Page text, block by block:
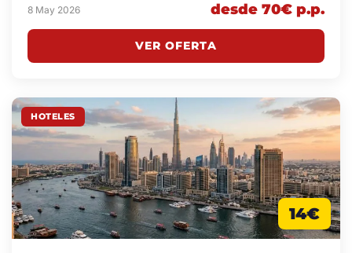
8 May 2026 desde 70€ p.p.
VER OFERTA
HOTELES
14€